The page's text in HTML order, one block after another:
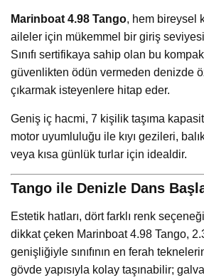
Marinboat 4.98 Tango, hem bireysel
aileler için mükemmel bir giriş
Sınıfı sertifikaya sahip olan bu
güvenlikten ödün vermeden denizde
çıkarmak isteyenlere hitap eder.
Geniş iç hacmi, 7 kişilik taşıma
motor uyumluluğu ile kıyı gezileri,
veya kısa günlük turlar için idealdir.
Tango ile Denizle Dans
Estetik hatları, dört farklı renk
dikkat çeken Marinboat 4.98 Tango,
genişliğiyle sınıfının en ferah
gövde yapısıyla kolay taşınabilir;